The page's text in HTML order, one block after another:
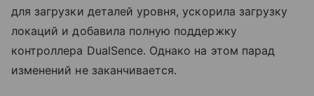
для загрузки деталей уровня, ускорила загрузку
локаций и добавила полную поддержку
контроллера DualSence. Однако на этом парад
изменений не заканчивается.